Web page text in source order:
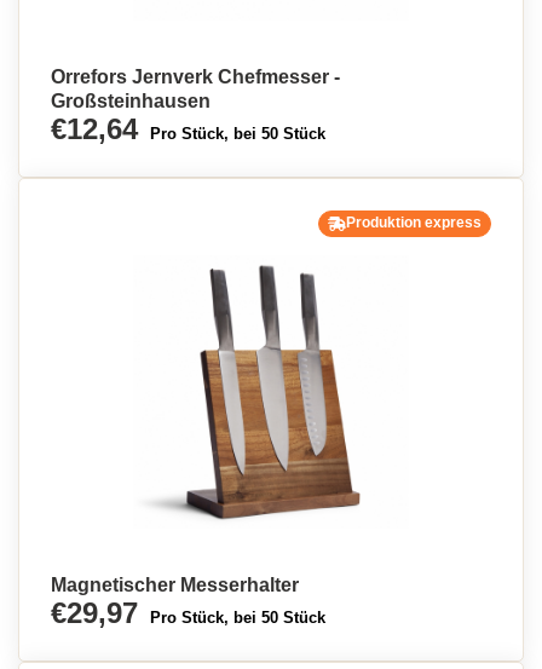
Orrefors Jernverk Chefmesser -
Großsteinhausen
€12,64 Pro Stück, bei 50 Stück
Produktion express
Magnetischer Messerhalter
€29,97 Pro Stück, bei 50 Stück